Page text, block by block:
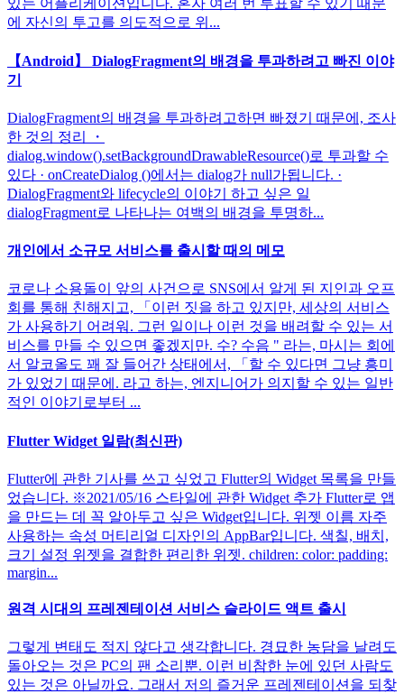
있는 어플리케이션입니다. 혼자 여러 번 투표할 수 있기 때문
에 자신의 투고를 의도적으로 위...
【Android】 DialogFragment의 배경을 투과하려고 빠진 이야
기
DialogFragment의 배경을 투과하려고하면 빠졌기 때문에, 조사
한 것의 정리 ・
dialog.window().setBackgroundDrawableResource()로 투과할 수
있다 · onCreateDialog ()에서는 dialog가 null가됩니다. ·
DialogFragment와 lifecycle의 이야기 하고 싶은 일
dialogFragment로 나타나는 여백의 배경을 투명하...
개인에서 소규모 서비스를 출시할 때의 메모
코로나 소용돌이 앞의 사건으로 SNS에서 알게 된 지인과 오프
회를 통해 친해지고, 「이런 짓을 하고 있지만, 세상의 서비스
가 사용하기 어려워. 그런 일이나 이런 것을 배려할 수 있는 서
비스를 만들 수 있으면 좋겠지만. 수? 수음 " 라는, 마시는 회에
서 알코올도 꽤 잘 들어간 상태에서, 「할 수 있다면 그냥 흥미
가 있었기 때문에. 라고 하는, 엔지니어가 의지할 수 있는 일반
적인 이야기로부터 ...
Flutter Widget 일람(최신판)
Flutter에 관한 기사를 쓰고 싶었고 Flutter의 Widget 목록을 만들
었습니다. ※2021/05/16 스타일에 관한 Widget 추가 Flutter로 앱
을 만드는 데 꼭 알아두고 싶은 Widget입니다. 위젯 이름 자주
사용하는 속성 머티리얼 디자인의 AppBar입니다. 색칠, 배치,
크기 설정 위젯을 결합한 편리한 위젯. children: color: padding:
margin...
원격 시대의 프레젠테이션 서비스 슬라이드 액트 출시
그렇게 변태도 적지 않다고 생각합니다. 경묘한 농담을 날려도
돌아오는 것은 PC의 팬 소리뿐. 이런 비참한 눈에 있던 사람도
있는 것은 아닐까요. 그래서 저의 즐거운 프레젠테이션을 되찾